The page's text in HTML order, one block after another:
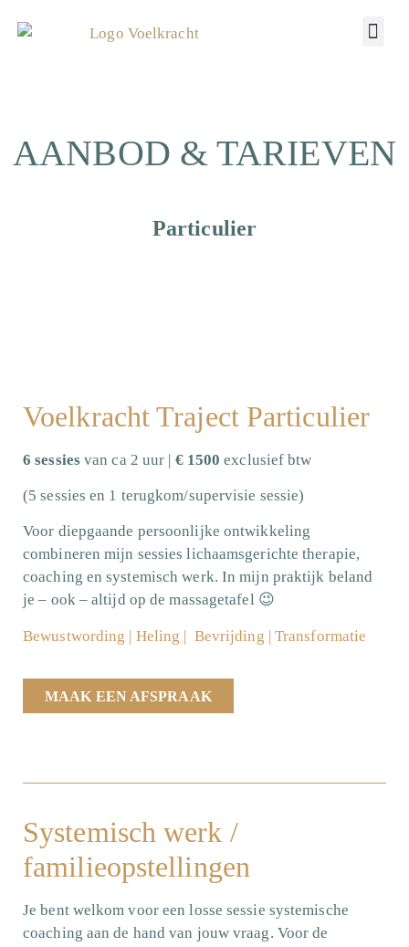
AANBOD & TARIEVEN
Particulier
Voelkracht Traject Particulier
6 sessiesvan ca 2 uur | € 1500 exclusief btw
(5 sessies en 1 terugkom/supervisie sessie)
Voor diepgaande persoonlijke ontwikkeling
combineren mijn sessies lichaamsgerichte therapie,
coaching en systemisch werk. In mijn praktijk beland
je – ook – altijd op de massagetafel 😉
Bewustwording | Heling | Bevrijding | Transformatie
MAAK EEN AFSPRAAK
Systemisch werk /
familieopstellingen
Je bent welkom voor een losse sessie systemische
coaching aan de hand van jouw vraag. Voor de